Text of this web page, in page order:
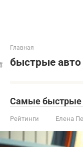
Главная
быстрые авто
Самые быстрые
Рейтинги Елена